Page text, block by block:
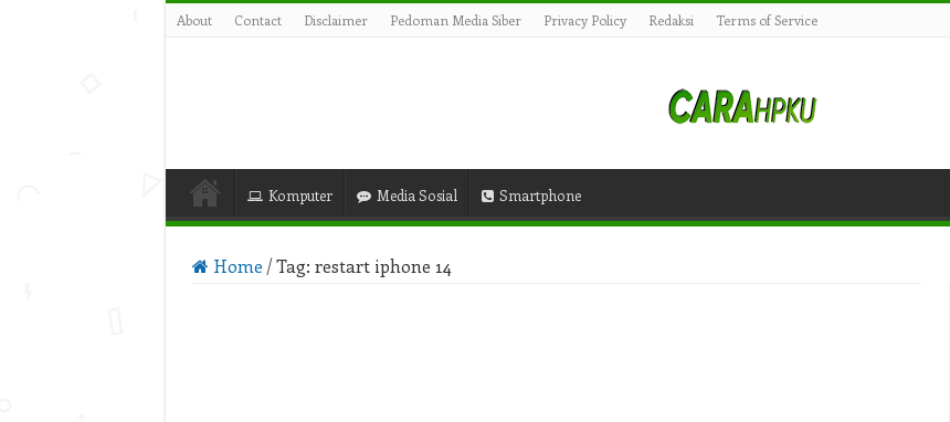
About Contact Disclaimer Pedoman Media Siber Privacy Policy Redaksi Terms of Service
Komputer Media Sosial Smartphone
Home /Tag: restart iphone 14